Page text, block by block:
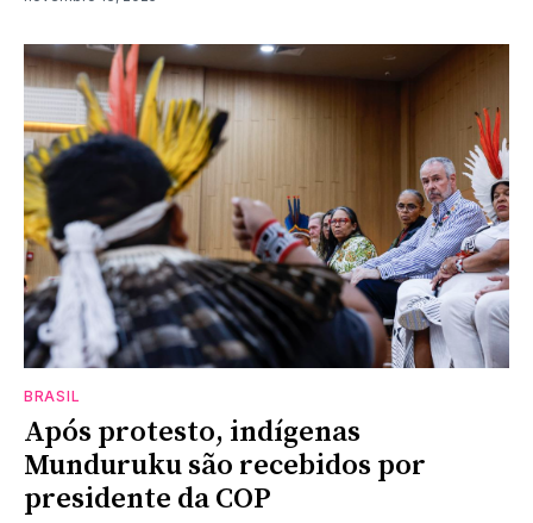
BRASIL
Após protesto, indígenas
Munduruku são recebidos por
presidente da COP